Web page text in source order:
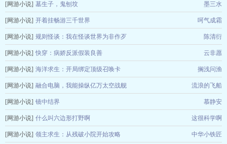
[网游小说] 墓生子，鬼刨坟 墨三水
[网游小说] 开着挂畅游三千世界 呵气成霜
[网游小说] 规则怪谈：我在怪谈世界为非作歹 陈清衍
[网游小说] 快穿：病娇反派假装良善 云非愿
[网游小说] 海洋求生：开局绑定顶级召唤卡 搁浅问渔
[网游小说] 融合电脑，我能操纵亿万太空战舰 流浪的飞船
[网游小说] 镜中结界 慕静安
[网游小说] 什么叫六边形打野啊 这很科学啊
[网游小说] 领主求生：从残破小院开始攻略 中华小铁匠